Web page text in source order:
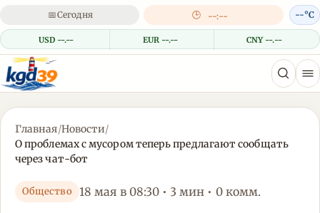
📅Сегодня 🕒 --:--
USD --.-- EUR --.-- CNY --.--
--°C
Главная/Новости/
О проблемах с мусором теперь предлагают сообщать
через чат-бот
Общество 18 мая в 08:30 • 3 мин • 0 комм.